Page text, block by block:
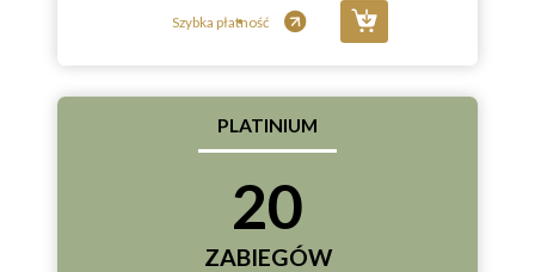
Szybka płatność
PLATINIUM
20
ZABIEGÓW